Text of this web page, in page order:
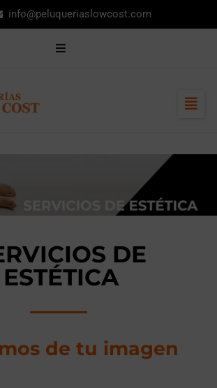
info@peluqueriaslowcost.com
DE
ESTÉTICA
de tu imagen